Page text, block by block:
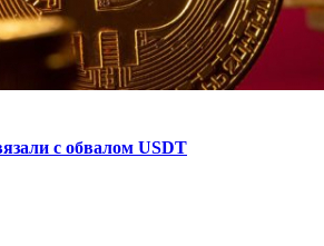
с обвалом USDT